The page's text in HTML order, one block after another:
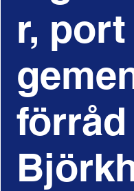
r,
förråd